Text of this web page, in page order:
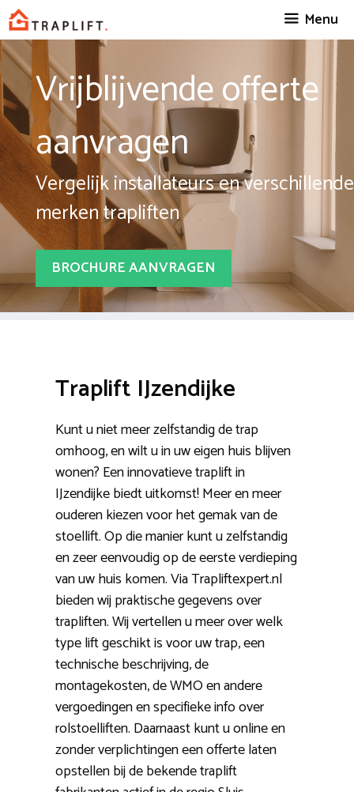
Spring
naar
inhoud
Menu
Vrijblijvende offerte
aanvragen
Vergelijk installateurs en verschillende
merken trapliften
BROCHURE AANVRAGEN
Traplift IJzendijke
Kunt u niet meer zelfstandig de trap
omhoog, en wilt u in uw eigen huis blijven
wonen? Een innovatieve traplift in
IJzendijke biedt uitkomst! Meer en meer
ouderen kiezen voor het gemak van de
stoellift. Op die manier kunt u zelfstandig
en zeer eenvoudig op de eerste verdieping
van uw huis komen. Via Trapliftexpert.nl
bieden wij praktische gegevens over
trapliften. Wij vertellen u meer over welk
type lift geschikt is voor uw trap, een
technische beschrijving, de
montagekosten, de WMO en andere
vergoedingen en specifieke info over
rolstoelliften. Daarnaast kunt u online en
zonder verplichtingen een offerte laten
opstellen bij de bekende traplift